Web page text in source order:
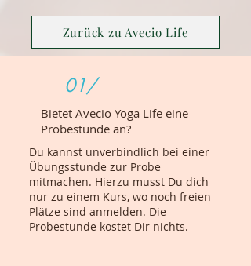
Zurück zu Avecio Life
01/
Bietet Avecio Yoga Life eine
Probestunde an?
Du kannst unverbindlich bei einer
Übungsstunde zur Probe
mitmachen. Hierzu musst Du dich
nur zu einem Kurs, wo noch freien
Plätze sind anmelden. Die
Probestunde kostet Dir nichts.